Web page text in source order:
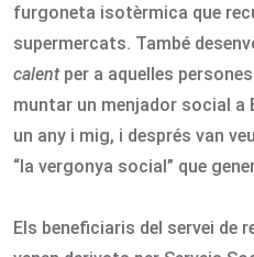
furgoneta isotèrmica que
supermercats. També
calentper a aquelles
muntar un menjador social a
un any i mig, i després van
“la vergonya social” que
Els beneficiaris del servei de